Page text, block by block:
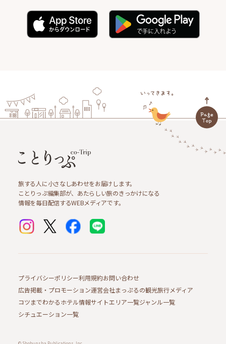
旅する人に小さなしあわせをお届けします。
ことりっぷ編集部が、あたらしい旅のきっかけになる
情報を毎日配信するWEBメディアです。
プライバシーポリシー利用規約お問い合わせ
広告掲載・プロモーション運営会社まっぷるの観光旅行メディア
コツまでわかるホテル情報サイトエリア一覧ジャンル一覧
シチュエーション一覧